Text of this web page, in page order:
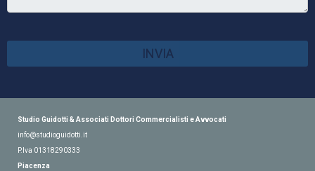
INVIA
Studio Guidotti & Associati Dottori Commercialisti e Avvocati
info@studioguidotti.it
P.Iva 01318290333
Piacenza